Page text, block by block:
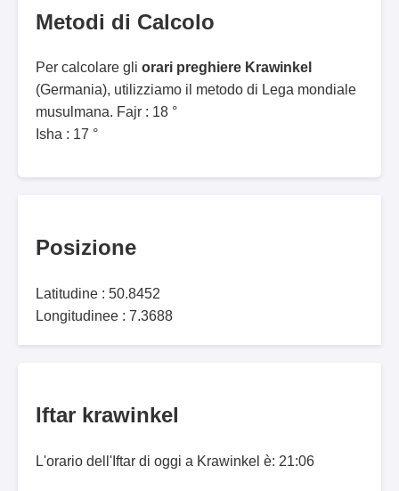
Metodi di Calcolo
Per calcolare gli orari preghiere Krawinkel
(Germania), utilizziamo il metodo di Lega mondiale
musulmana. Fajr : 18 °
Isha : 17 °
Posizione
Latitudine : 50.8452
Longitudinee : 7.3688
Iftar krawinkel
L'orario dell'Iftar di oggi a Krawinkel è: 21:06